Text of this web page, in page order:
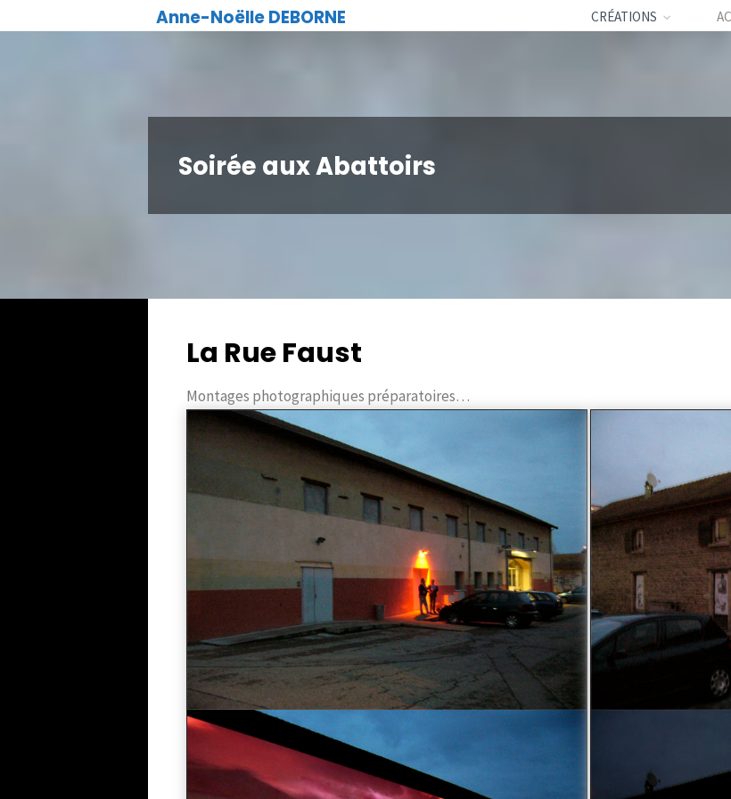
Anne-Noëlle DEBORNE CRÉATIONS
Soirée aux Abattoirs
La Rue Faust
Montages photographiques préparatoires…